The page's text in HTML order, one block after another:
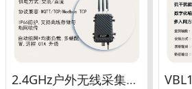
2.4GHz户外无线采集基站